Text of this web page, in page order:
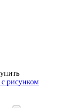
с рисунком